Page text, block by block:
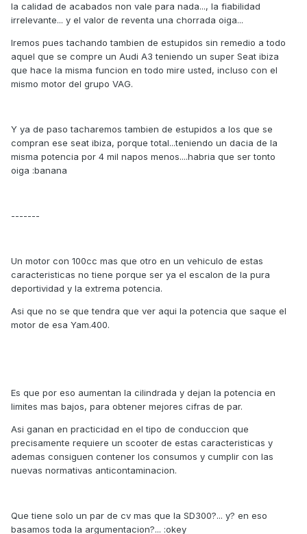
la calidad de acabados non vale para nada..., la fiabilidad
irrelevante... y el valor de reventa una chorrada oiga...
Iremos pues tachando tambien de estupidos sin remedio a todo
aquel que se compre un Audi A3 teniendo un super Seat ibiza
que hace la misma funcion en todo mire usted, incluso con el
mismo motor del grupo VAG.
Y ya de paso tacharemos tambien de estupidos a los que se
compran ese seat ibiza, porque total...teniendo un dacia de la
misma potencia por 4 mil napos menos....habria que ser tonto
oiga :banana
-------
Un motor con 100cc mas que otro en un vehiculo de estas
caracteristicas no tiene porque ser ya el escalon de la pura
deportividad y la extrema potencia.
Asi que no se que tendra que ver aqui la potencia que saque el
motor de esa Yam.400.
Es que por eso aumentan la cilindrada y dejan la potencia en
limites mas bajos, para obtener mejores cifras de par.
Asi ganan en practicidad en el tipo de conduccion que
precisamente requiere un scooter de estas caracteristicas y
ademas consiguen contener los consumos y cumplir con las
nuevas normativas anticontaminacion.
Que tiene solo un par de cv mas que la SD300?... y? en eso
basamos toda la argumentacion?... :okey